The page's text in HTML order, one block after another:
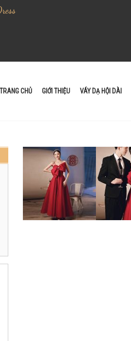
TRANG CHỦ GIỚI THIỆU VÁY DẠ HỘI DÀI